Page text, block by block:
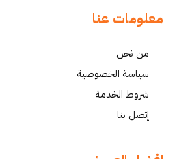
معلومات عنا
من نحن
سياسة الخصوصية
شروط الخدمة
إتصل بنا